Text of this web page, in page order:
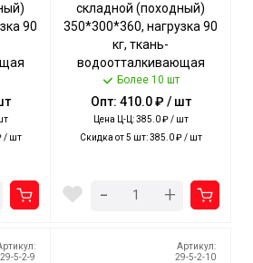
90
/ шт
складной (походный)
350*300*360, нагрузка 90
кг, ткань-
водоотталкивающая
пропитка, ПЕСОЧНЫЙ арт.
ДС/П NIKA [5]
Более 10 шт
Опт: 410.0 ₽ / шт
Цена Ц-Ц: 385.0 ₽ / шт
Скидка от 5 шт: 385.0 ₽ / шт
- +
29-5-2-9
Артикул:
29-5-2-10